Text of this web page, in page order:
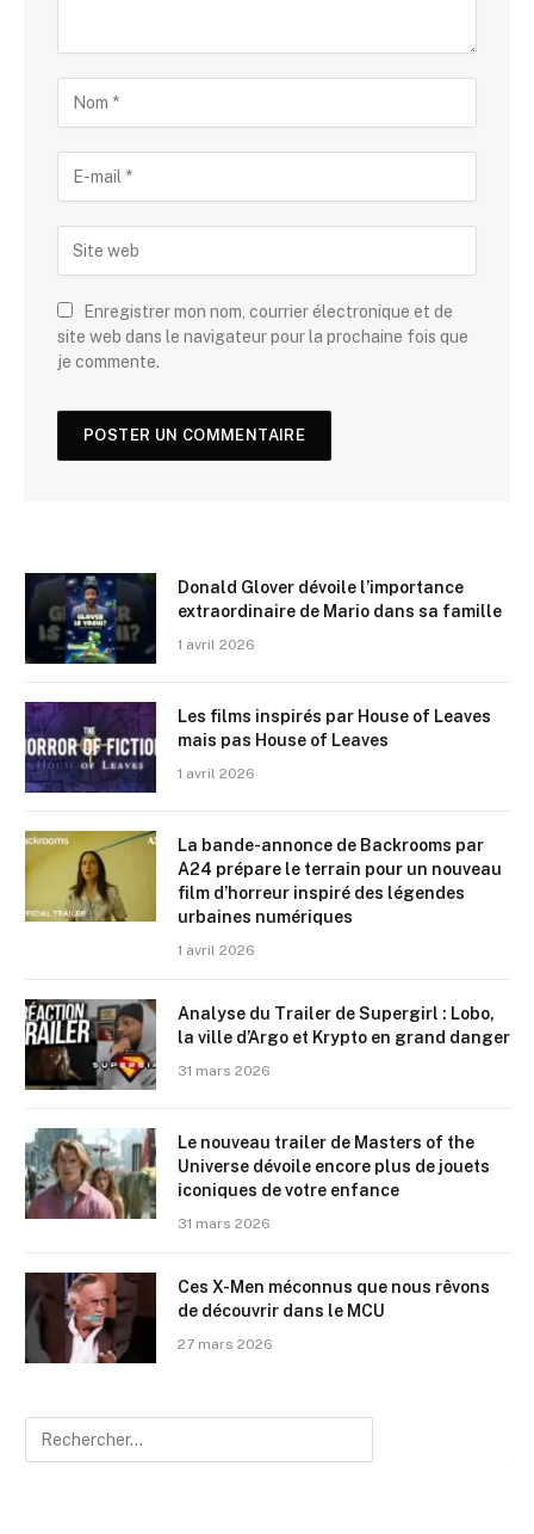
Enregistrer mon nom, courrier électronique et de
site web dans le navigateur pour la prochaine fois que
je commente.
Donald Glover dévoile l’importance
extraordinaire de Mario dans sa famille
1 avril 2026
Les films inspirés par House of Leaves
mais pas House of Leaves
1 avril 2026
La bande-annonce de Backrooms par
A24 prépare le terrain pour un nouveau
film d’horreur inspiré des légendes
urbaines numériques
1 avril 2026
Analyse du Trailer de Supergirl : Lobo,
la ville d’Argo et Krypto en grand danger
31 mars 2026
Le nouveau trailer de Masters of the
Universe dévoile encore plus de jouets
iconiques de votre enfance
31 mars 2026
Ces X-Men méconnus que nous rêvons
de découvrir dans le MCU
27 mars 2026